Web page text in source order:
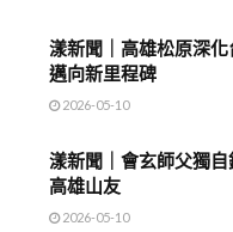
漾新聞｜高雄松原深
邁向新里程碑
2026-05-10
漾新聞｜會玄師父獨
高雄山友
2026-05-10